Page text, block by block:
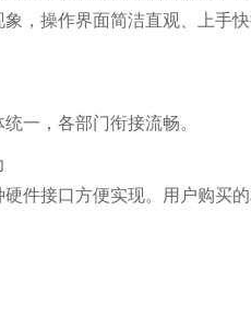
，操作界面简洁直观、上手
一，各部门衔接流畅。
件接口方便实现。用户购买